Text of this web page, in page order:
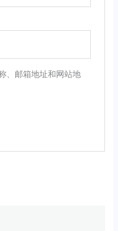
、邮箱地址和网站地